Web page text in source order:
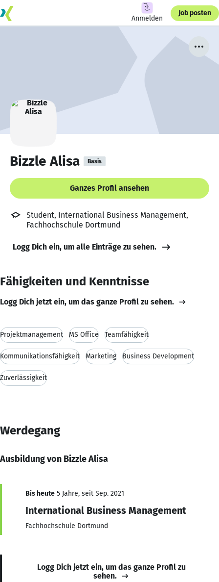
Anmelden
Job posten
Bizzle Alisa Basis
Ganzes Profil ansehen
Student, International Business Management,
Fachhochschule Dortmund
Logg Dich ein, um alle Einträge zu sehen.
Fähigkeiten und Kenntnisse
Logg Dich jetzt ein, um das ganze Profil zu sehen.
Projektmanagement MS Office Teamfähigkeit
Kommunikationsfähigkeit Marketing Business Development
Zuverlässigkeit
Werdegang
Ausbildung von Bizzle Alisa
Bis heute 5 Jahre, seit Sep. 2021
International Business Management
Fachhochschule Dortmund
Logg Dich jetzt ein, um das ganze Profil zu
sehen.